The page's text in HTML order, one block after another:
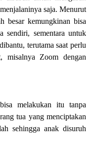
saja. Menurut
besar kemungkinan bisa
sendiri, sementara untuk
terutama saat perlu
misalnya Zoom dengan
melakukan itu tanpa
tua yang menciptakan
sehingga anak disuruh